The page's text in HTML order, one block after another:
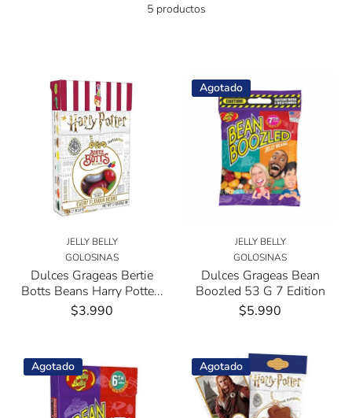
5 productos
JELLY BELLY
GOLOSINAS
Dulces Grageas Bertie
Botts Beans Harry Potte...
$3.990
Agotado
JELLY BELLY
GOLOSINAS
Dulces Grageas Bean
Boozled 53 G 7 Edition
$5.990
Agotado Agotado